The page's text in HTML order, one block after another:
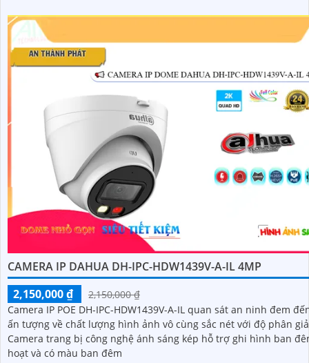
CAMERA IP DAHUA DH-IPC-HDW1439V-A-IL 4MP
2,150,000 ₫
2,150,000 ₫
Camera IP POE DH-IPC-HDW1439V-A-IL quan sát an ninh đem
ấn tượng về chất lượng hình ảnh vô cùng sắc nét với độ phân
Camera trang bị công nghệ ánh sáng kép hỗ trợ ghi hình ban
hoạt và có màu ban đêm